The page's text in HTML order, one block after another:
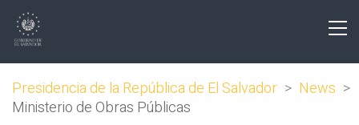
Presidencia de la República de El Salvador > News >
Ministerio de Obras Públicas